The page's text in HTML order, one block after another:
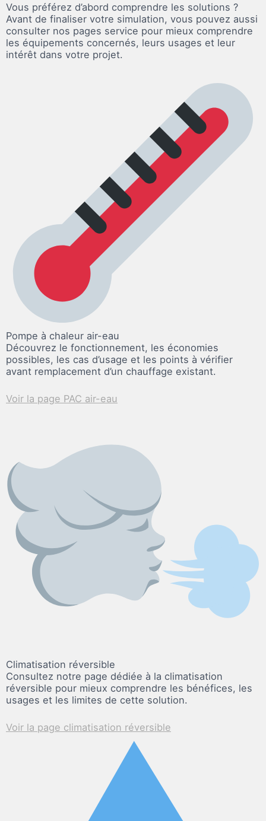
Vous préférez d’abord comprendre les solutions ?
Avant de finaliser votre simulation, vous pouvez aussi
consulter nos pages service pour mieux comprendre
les équipements concernés, leurs usages et leur
intérêt dans votre projet.
Pompe à chaleur air-eau
Découvrez le fonctionnement, les économies
possibles, les cas d’usage et les points à vérifier
avant remplacement d’un chauffage existant.
Voir la page PAC air-eau
Climatisation réversible
Consultez notre page dédiée à la climatisation
réversible pour mieux comprendre les bénéfices, les
usages et les limites de cette solution.
Voir la page climatisation réversible